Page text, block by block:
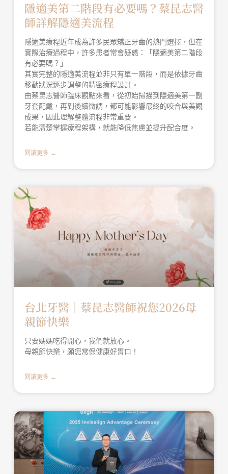
隱適美第二階段有必要嗎？蔡昆志醫
師詳解隱適美流程
隱適美療程近年成為許多民眾矯正牙齒的熱門選擇，但在
實際治療過程中，許多患者常會疑惑：「隱適美第二階段
有必要嗎？」
其實完整的隱適美流程並非只有單一階段，而是依據牙齒
移動狀況逐步調整的精密療程設計。
由蔡昆志醫師臨床觀點來看，從初始掃描到隱適美第一副
牙套配戴，再到後續微調，都可能影響最終的咬合與美觀
成果，因此理解整體流程非常重要。
若能清楚掌握療程架構，就能降低焦慮並提升配合度。
閱讀更多 →
台北牙醫│蔡昆志醫師祝您2026母
親節快樂
只要媽媽吃得開心，我們就放心。
母親節快樂，願您常保健康好胃口！
閱讀更多 →